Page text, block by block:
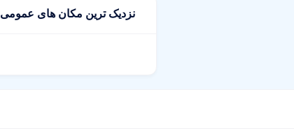
نزدیک ترین مکان های عمومی